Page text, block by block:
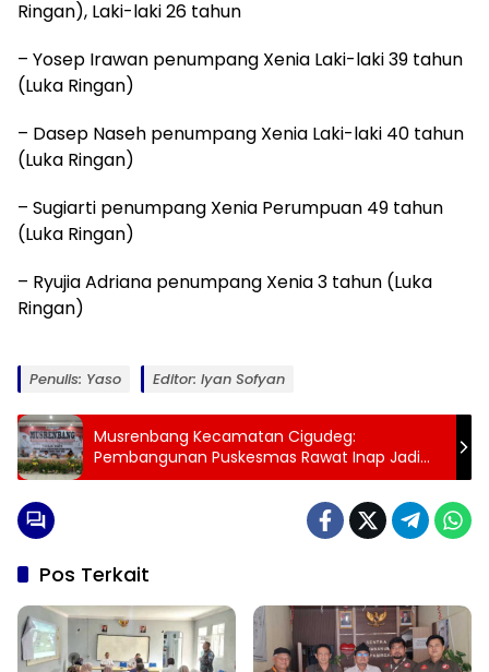
Ringan), Laki-laki 26 tahun
– Yosep Irawan penumpang Xenia Laki-laki 39 tahun
(Luka Ringan)
– Dasep Naseh penumpang Xenia Laki-laki 40 tahun
(Luka Ringan)
– Sugiarti penumpang Xenia Perumpuan 49 tahun
(Luka Ringan)
– Ryujia Adriana penumpang Xenia 3 tahun (Luka
Ringan)
Penulis: Yaso Editor: Iyan Sofyan
Musrenbang Kecamatan Cigudeg:
Pembangunan Puskesmas Rawat Inap Jadi
Program Prioritas
Pos Terkait